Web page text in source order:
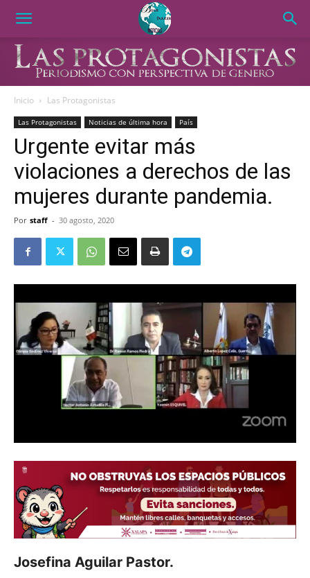
Inicio Las Protagonistas
Las Protagonistas Noticias de última hora País
Urgente evitar más
violaciones a derechos de las
mujeres durante pandemia.
Por staff - 30 agosto, 2020
Josefina Aguilar Pastor.